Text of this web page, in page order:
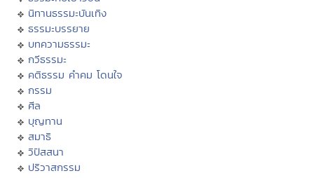
นิทานธรรมะบันเทิง
ธรรมะบรรยาย
บทความธรรมะ
กวีธรรมะ
คติธรรม คำคม โดนใจ
กรรม
ศีล
บุญทาน
สมาธิ
วิปัสสนา
ปริวาสกรรม